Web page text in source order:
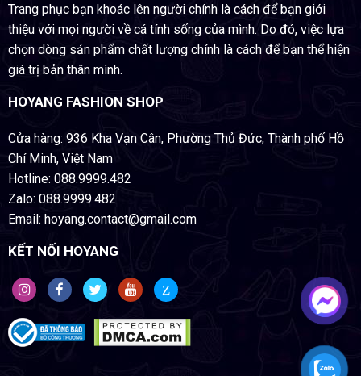
Trang phục bạn khoác lên người chính là cách để bạn giới
thiệu với mọi người về cá tính sống của mình. Do đó, việc lựa
chọn dòng sản phẩm chất lượng chính là cách để bạn thể hiện
giá trị bản thân mình.
HOYANG FASHION SHOP
Cửa hàng: 936 Kha Vạn Cân, Phường Thủ Đức, Thành phố Hồ
Chí Minh, Việt Nam
Hotline: 088.9999.482
Zalo: 088.9999.482
Email: hoyang.contact@gmail.com
KẾT NỐI HOYANG
Z